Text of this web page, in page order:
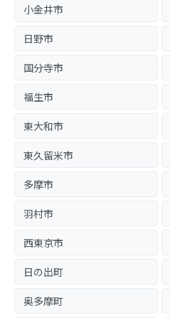
小金井市
日野市
国分寺市
福生市
東大和市
東久留米市
多摩市
羽村市
西東京市
日の出町
奥多摩町